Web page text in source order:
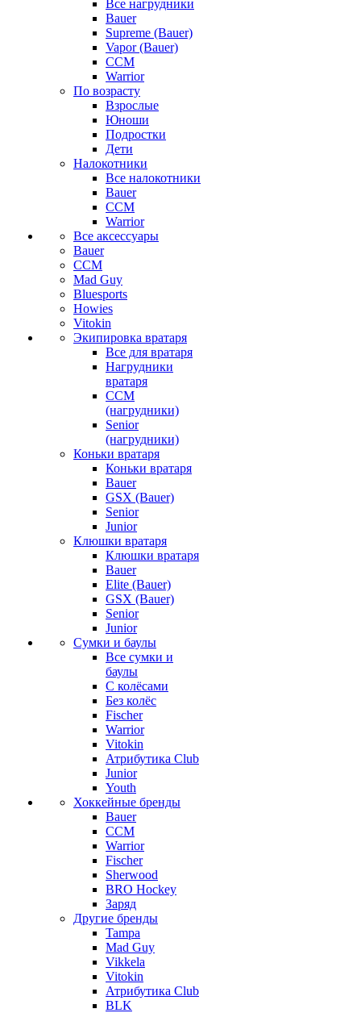
Все нагрудники
Bauer
Supreme (Bauer)
Vapor (Bauer)
CCM
Warrior
По возрасту
Взрослые
Юноши
Подростки
Дети
Налокотники
Все налокотники
Bauer
CCM
Warrior
Все аксессуары
Bauer
CCM
Mad Guy
Bluesports
Howies
Vitokin
Экипировка вратаря
Все для вратаря
Нагрудники
вратаря
CCM
(нагрудники)
Senior
(нагрудники)
Коньки вратаря
Коньки вратаря
Bauer
GSX (Bauer)
Senior
Junior
Клюшки вратаря
Клюшки вратаря
Bauer
Elite (Bauer)
GSX (Bauer)
Senior
Junior
Сумки и баулы
Все сумки и
баулы
С колёсами
Без колёс
Fischer
Warrior
Vitokin
Атрибутика Club
Junior
Youth
Хоккейные бренды
Bauer
CCM
Warrior
Fischer
Sherwood
BRO Hockey
Заряд
Другие бренды
Tampa
Mad Guy
Vikkela
Vitokin
Атрибутика Club
BLK